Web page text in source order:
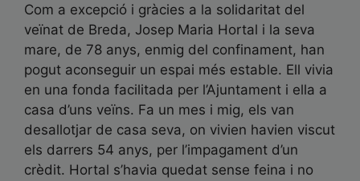
Com a excepció i gràcies a la solidaritat del
veïnat de Breda, Josep Maria Hortal i la seva
mare, de 78 anys, enmig del confinament, han
pogut aconseguir un espai més estable. Ell vivia
en una fonda facilitada per l’Ajuntament i ella a
casa d’uns veïns. Fa un mes i mig, els van
desallotjar de casa seva, on vivien havien viscut
els darrers 54 anys, per l’impagament d’un
crèdit. Hortal s’havia quedat sense feina i no